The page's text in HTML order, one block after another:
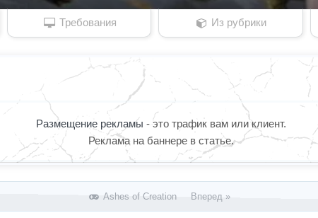
Требования Из рубрики
Размещение рекламы - это трафик вам или клиент.
Реклама на баннере в статье.
Ashes of Creation Вперед »